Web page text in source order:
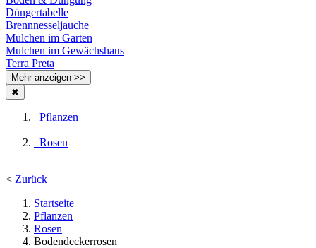
Düngertabelle
Brennnesseljauche
Mulchen im Garten
Mulchen im Gewächshaus
Terra Preta
Mehr anzeigen >>
✖
Pflanzen
Rosen
< Zurück |
Startseite
Pflanzen
Rosen
Bodendeckerrosen